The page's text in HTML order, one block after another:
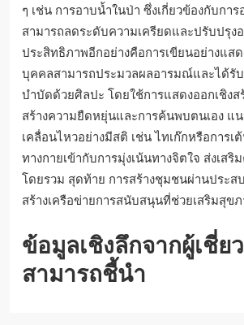
ๆ เช่น การอาบน้ำในป่า ซึ่งเกี่ยวข้องกับกา
สามารถลดระดับความเครียดและปรับปรุ
ประสิทธิภาพอีกอย่างคือการเขียนอย่างแส
บุคคลสามารถประมวลผลอารมณ์และได้รั
บำบัดด้วยศิลปะ โดยใช้การแสดงออกเชิงส
สร้างความยืดหยุ่นและการค้นพบตนเอง แ
เคลื่อนไหวอย่างมีสติ เช่น ไทเก๊กหรือการเ
ทางกายเข้ากับการมุ่งเน้นทางจิตใจ ส่งเสริ
โดยรวม สุดท้าย การสร้างชุมชนผ่านประส
สร้างเครือข่ายการสนับสนุนที่ช่วยเสริมสุข
ข้อมูลเชิงลึกจากผู้เชี่
สามารถชี้นำ